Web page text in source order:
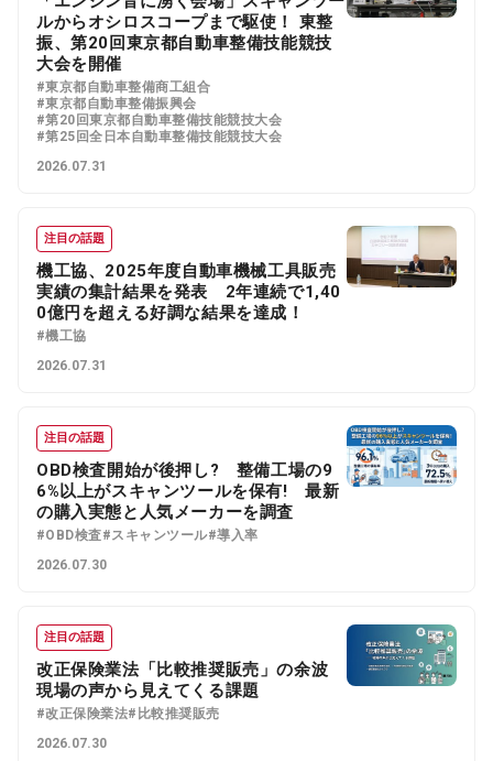
ルからオシロスコープまで駆使！ 東整
振、第20回東京都自動車整備技能競技
大会を開催
#東京都自動車整備商工組合
#東京都自動車整備振興会
#第20回東京都自動車整備技能競技大会
#第25回全日本自動車整備技能競技大会
2026.07.31
注目の話題
機工協、2025年度自動車機械工具販売
実績の集計結果を発表 2年連続で1,40
0億円を超える好調な結果を達成！
#機工協
2026.07.31
注目の話題
OBD検査開始が後押し? 整備工場の9
6%以上がスキャンツールを保有! 最新
の購入実態と人気メーカーを調査
#OBD検査#スキャンツール#導入率
2026.07.30
注目の話題
改正保険業法「比較推奨販売」の余波
現場の声から見えてくる課題
#改正保険業法#比較推奨販売
2026.07.30